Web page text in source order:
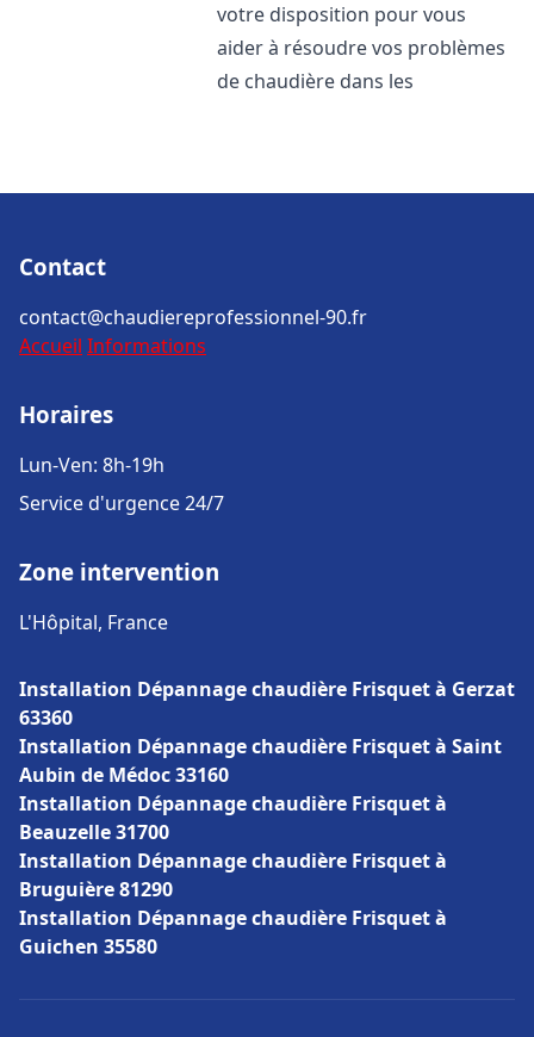
votre disposition pour vous
aider à résoudre vos problèmes
de chaudière dans les
Contact
contact@chaudiereprofessionnel-90.fr
Accueil Informations
Horaires
Lun-Ven: 8h-19h
Service d'urgence 24/7
Zone intervention
L'Hôpital, France
Installation Dépannage chaudière Frisquet à Gerzat
63360
Installation Dépannage chaudière Frisquet à Saint
Aubin de Médoc 33160
Installation Dépannage chaudière Frisquet à
Beauzelle 31700
Installation Dépannage chaudière Frisquet à
Bruguière 81290
Installation Dépannage chaudière Frisquet à
Guichen 35580